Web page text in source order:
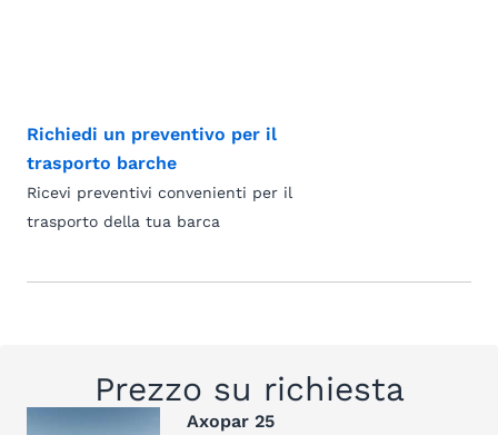
Richiedi un preventivo per il
trasporto barche
Ricevi preventivi convenienti per il
trasporto della tua barca
Prezzo su richiesta
Axopar 25